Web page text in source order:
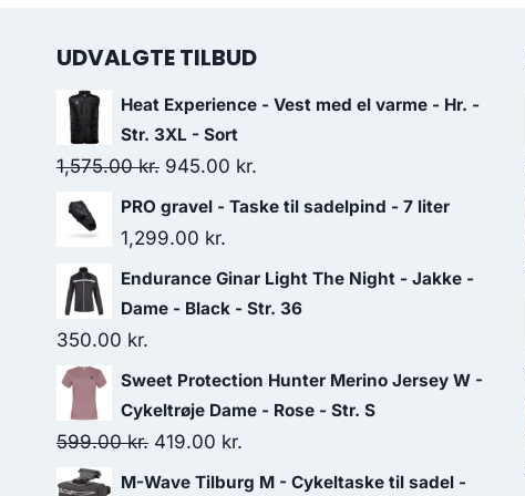
UDVALGTE TILBUD
Heat Experience - Vest med el varme - Hr. -
Str. 3XL - Sort
1,575.00kr. Original
price
was:
945.00 kr.
price
PRO gravel - Taske til sadelpind - 7 liter
1,299.00 kr.
Endurance Ginar Light The Night - Jakke -
Dame - Black - Str. 36
350.00 kr.
Sweet Protection Hunter Merino Jersey W -
Cykeltrøje Dame - Rose - Str. S
599.00kr. Original
price
419.00 kr.
price
M-Wave Tilburg M - Cykeltaske til sadel -